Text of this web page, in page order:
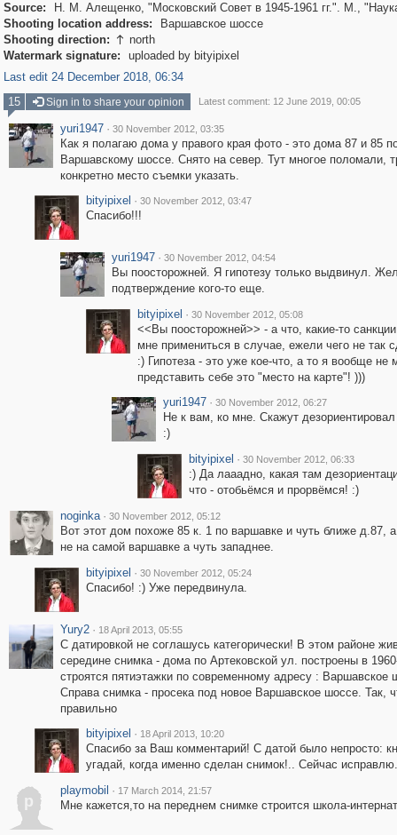
Source:
Н. М. Алещенко, "Московский Совет в 1945-1961 гг.". М.,
Shooting location address:
Варшавское шоссе
Shooting direction:  north
Watermark signature:
uploaded by bityipixel
Last edit 24 December 2018, 06:34
15
Sign in to share your opinion Latest comment: 12 June 2019, 00:05
yuri1947 · 30 November 2012, 03:35
Как я полагаю дома у правого края фото - это дома 87 и 85
Варшавскому шоссе. Снято на север. Тут многое поломали,
конкретно место съемки указать.
bityipixel · 30 November 2012, 03:47
Спасибо!!!
yuri1947 · 30 November 2012, 04:54
Вы поосторожней. Я гипотезу только выдвинул.
подтверждение кого-то еще.
bityipixel · 30 November 2012, 05:08
<<Вы поосторожней>> - а что, какие-то
мне примениться в случае, ежели чего не так
:) Гипотеза - это уже кое-что, а то я вообще не
представить себе это "место на карте"! )))
yuri1947 · 30 November 2012, 06:27
Не к вам, ко мне. Скажут
:)
bityipixel · 30 November 2012, 06:33
:) Да лааадно, какая там
что - отобьёмся и прорвёмся! :)
noginka · 30 November 2012, 05:12
Вот этот дом похоже 85 к. 1 по варшавке и чуть ближе д.87,
не на самой варшавке а чуть западнее.
bityipixel · 30 November 2012, 05:24
Спасибо! :) Уже передвинула.
Yury2 · 18 April 2013, 05:55
С датировкой не соглашусь категорически! В этом районе
середине снимка - дома по Артековской ул. построены в
строятся пятиэтажки по современному адресу :
Справа снимка - просека под новое Варшавское шоссе. Так,
правильно
bityipixel · 18 April 2013, 10:20
Спасибо за Ваш комментарий! С датой было непросто:
угадай, когда именно сделан снимок!.. Сейчас исправлю.
p
playmobil · 17 March 2014, 21:57
Мне кажется,то на переднем снимке строится школа-